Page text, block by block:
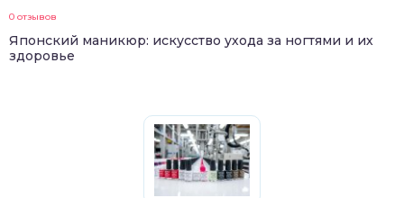
0 отзывов
Японский маникюр: искусство ухода за ногтями и их
здоровье